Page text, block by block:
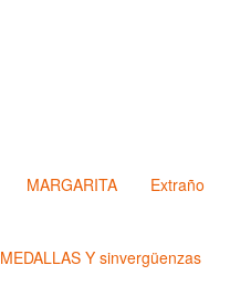
MARGARITA Extraño
MEDALLAS Y sinvergüenzas